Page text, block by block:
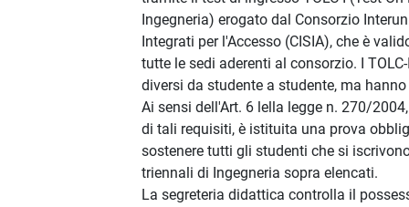
Ingegneria) erogato dal Consorzio
Integrati per l'Accesso (CISIA), che è
tutte le sedi aderenti al consorzio. I
diversi da studente a studente, ma
Ai sensi dell'Art. 6 lella legge n. 270/
di tali requisiti, è istituita una prova
sostenere tutti gli studenti che si
triennali di Ingegneria sopra elencati.
La segreteria didattica controlla il